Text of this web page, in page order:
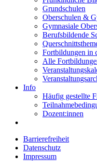
Grundschulen
Oberschulen &
Gymnasiale
Berufsbildende
Fortbildungen in
Alle
Info
Häufig gestellte
Dozent:innen
Barrierefreiheit
Datenschutz
Impressum